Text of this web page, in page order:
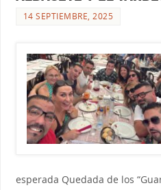
14 SEPTIEMBRE, 2025
esperada Quedada de los